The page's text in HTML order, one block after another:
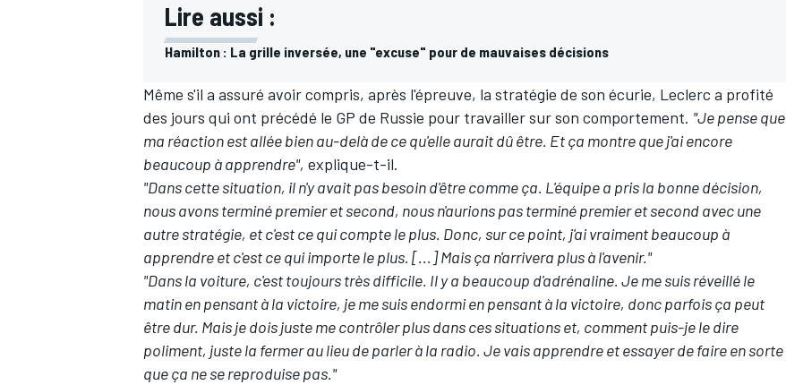
Lire aussi :
Hamilton : La grille inversée, une "excuse" pour de mauvaises décisions
Même s'il a assuré avoir compris, après l'épreuve, la stratégie de son écurie, Leclerc a profité
des jours qui ont précédé le GP de Russie pour travailler sur son comportement. "Je pense que
ma réaction est allée bien au-delà de ce qu'elle aurait dû être. Et ça montre que j'ai encore
beaucoup à apprendre", explique-t-il.
"Dans cette situation, il n'y avait pas besoin d'être comme ça. L'équipe a pris la bonne décision,
nous avons terminé premier et second, nous n'aurions pas terminé premier et second avec une
autre stratégie, et c'est ce qui compte le plus. Donc, sur ce point, j'ai vraiment beaucoup à
apprendre et c'est ce qui importe le plus. [...] Mais ça n'arrivera plus à l'avenir."
"Dans la voiture, c'est toujours très difficile. Il y a beaucoup d'adrénaline. Je me suis réveillé le
matin en pensant à la victoire, je me suis endormi en pensant à la victoire, donc parfois ça peut
être dur. Mais je dois juste me contrôler plus dans ces situations et, comment puis-je le dire
poliment, juste la fermer au lieu de parler à la radio. Je vais apprendre et essayer de faire en sorte
que ça ne se reproduise pas."